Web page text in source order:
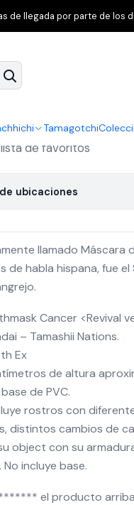
Tamagotchi
de llegada por parte de los
Japonesa [ Arribo
Cancer
de favoritos
ubicaciones
llamado Máscara
de habla hispana, fue
Cancer <Revival
– Tamashii Nations.
Ex
de altura
de PVC.
rostros con
distintos cambios de
object con su
incluye base.
el producto